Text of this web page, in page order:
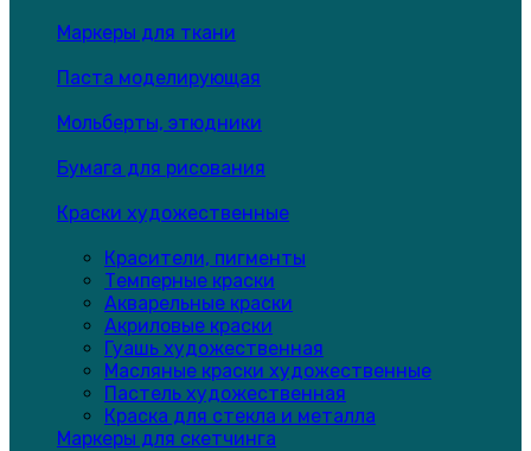
Маркеры для ткани
Паста моделирующая
Мольберты, этюдники
Бумага для рисования
Краски художественные
Красители, пигменты
Темперные краски
Акварельные краски
Акриловые краски
Гуашь художественная
Масляные краски художественные
Пастель художественная
Краска для стекла и металла
Маркеры для скетчинга